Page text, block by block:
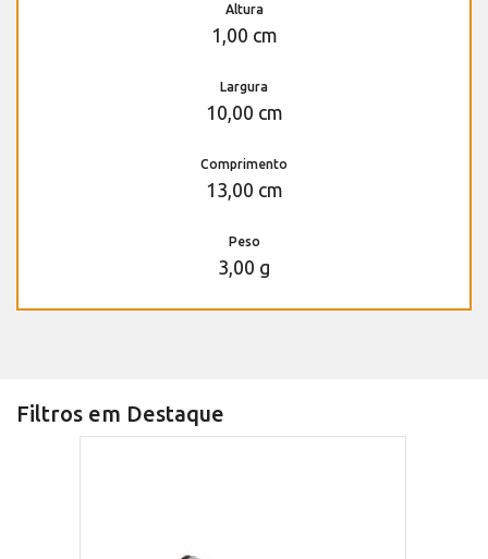
Altura
1,00 cm
Largura
10,00 cm
Comprimento
13,00 cm
Peso
3,00 g
Filtros em Destaque